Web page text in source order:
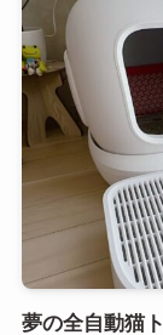
夢の全自動猫